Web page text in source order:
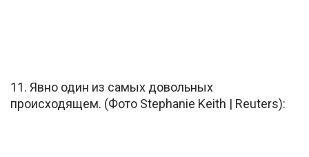
11. Явно один из самых довольных
происходящем. (Фото Stephanie Keith | Reuters):